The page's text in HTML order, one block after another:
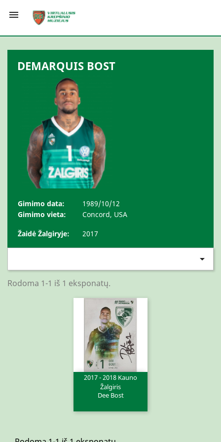

DEMARQUIS BOST
Gimimo data:
1989/10/12
Gimimo vieta:
Concord, USA
Žaidė Žalgiryje: 2017

Rodoma 1-1 iš 1 eksponatų.
2017 - 2018 Kauno
Žalgiris
Dee Bost